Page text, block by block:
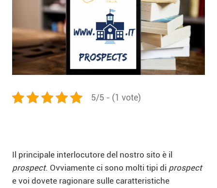
5/5 - (1 vote)
Il principale interlocutore del nostro sito è il
prospect. Ovviamente ci sono molti tipi di prospect
e voi dovete ragionare sulle caratteristiche